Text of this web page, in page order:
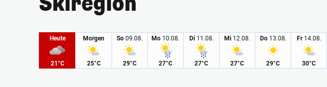
Heute
21°C
Morgen
25°C
So 09.08.
29°C
Mo 10.08.
27°C
Di11.08.
27°C
Mi 12.08.
27°C
Do13.08.
29°C
Fr14.08.
30°C